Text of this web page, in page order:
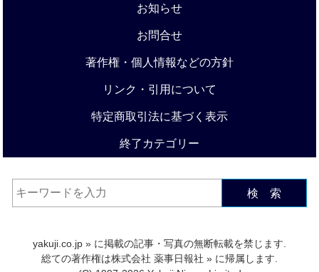
お知らせ
お問合せ
著作権・個人情報などの方針
リンク・引用について
特定商取引法に基づく表示
終了カテゴリー
検 索
yakuji.co.jp » に掲載の記事・写真の無断転載を禁じます.
総ての著作権は株式会社 薬事日報社 » に帰属します.